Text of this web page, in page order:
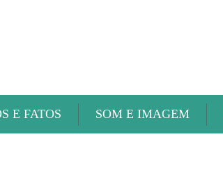
E FATOS SOM E IMAGEM